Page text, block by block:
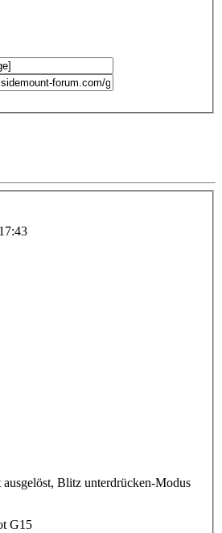
Blitz unterdrücken-Modus
G15